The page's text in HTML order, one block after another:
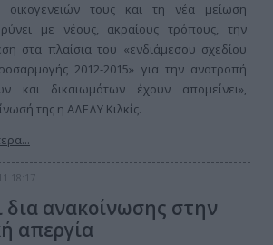
τους και τη νέα μείωση
με νέους, ακραίους τρόπους, την
στα πλαίσια του «ενδιάμεσου σχεδίου
2012-2015» για την ανατροπή
και δικαιωμάτων έχουν απομείνει»,
της η ΑΔΕΔΥ Κιλκίς.
18:17
δια ανακοίνωσης στην
απεργία